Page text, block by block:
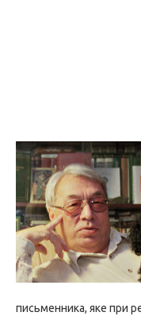
письменника, яке при